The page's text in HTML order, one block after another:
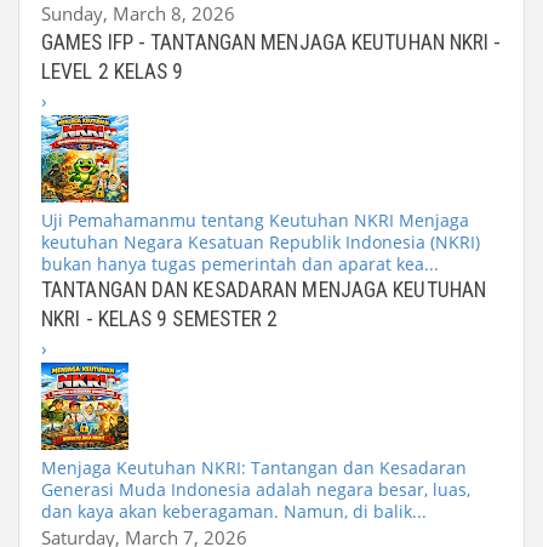
Sunday, March 8, 2026
GAMES IFP - TANTANGAN MENJAGA KEUTUHAN NKRI -
LEVEL 2 KELAS 9
›
Uji Pemahamanmu tentang Keutuhan NKRI Menjaga
keutuhan Negara Kesatuan Republik Indonesia (NKRI)
bukan hanya tugas pemerintah dan aparat kea...
TANTANGAN DAN KESADARAN MENJAGA KEUTUHAN
NKRI - KELAS 9 SEMESTER 2
›
Menjaga Keutuhan NKRI: Tantangan dan Kesadaran
Generasi Muda Indonesia adalah negara besar, luas,
dan kaya akan keberagaman. Namun, di balik...
Saturday, March 7, 2026